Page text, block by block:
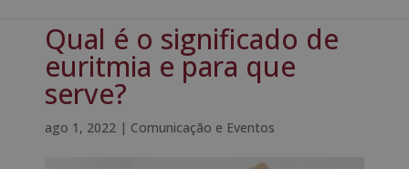
Qual é o significado de
euritmia e para que
serve?
ago 1, 2022| Comunicação e Eventos